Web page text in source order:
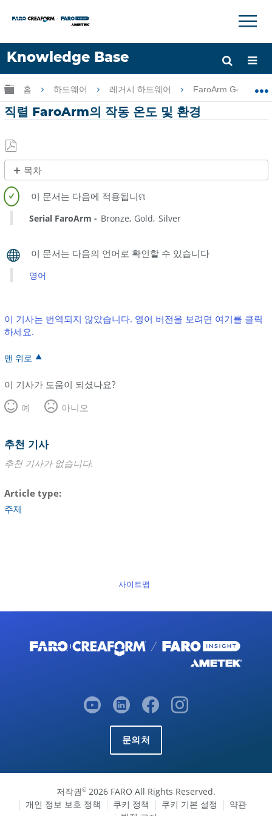
Knowledge Base
언어
도움 받기 로그인
×
글로벌 계층 확장/축소
홈 하드웨어 레거시 하드웨어 FaroArm Gold-
직렬 FaroArm의 작동 온도 및 환경
PDF
로
저
장
목차
제
목
없
음
Serial FaroArm Bronze Gold Silver
영어
이 기사는 번역되지 않았습니다. 영어 버전을 보려면 여기를 클릭
하세요.
맨 위로
이 기사가 도움이 되셨나요?
예
아니오
추천 기사
추천 기사가 없습니다.
Article type
주제
사이트맵
문의처
저작권© 2026 FARO All Rights Reserved.
개인 정보 보호 정책
쿠키 정책 쿠키 기본 설정
약관